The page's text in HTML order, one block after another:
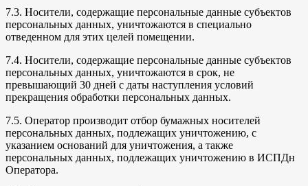
7.3. Носители, содержащие персональные данные субъектов
персональных данных, уничтожаются в специально
отведенном для этих целей помещении.
7.4. Носители, содержащие персональные данные субъектов
персональных данных, уничтожаются в срок, не
превышающий 30 дней с даты наступления условий
прекращения обработки персональных данных.
7.5. Оператор производит отбор бумажных носителей
персональных данных, подлежащих уничтожению, с
указанием оснований для уничтожения, а также
персональных данных, подлежащих уничтожению в ИСПДн
Оператора.